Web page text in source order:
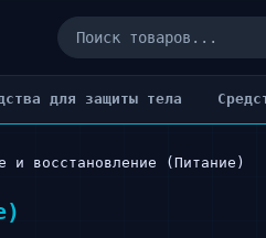
для защиты тела
и восстановление (Питание)